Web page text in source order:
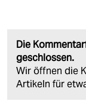
Die
geschlossen.
Wir öffnen die
Artikeln für